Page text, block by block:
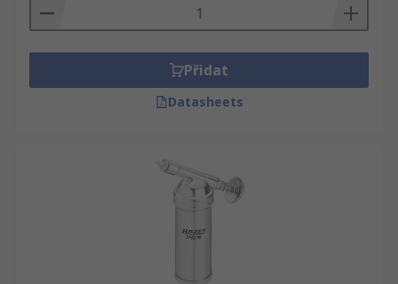
Přidat
Datasheets